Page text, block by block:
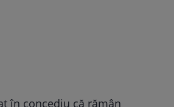
în concediu că rămân